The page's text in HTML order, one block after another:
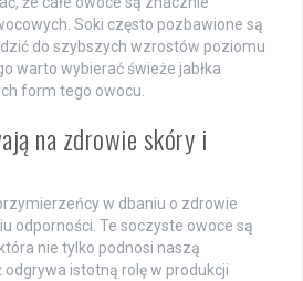
Soki często pozbawione są
do szybszych wzrostów poziomu
warto wybierać świeże jabłka
form tego owocu.
na zdrowie skóry i
w dbaniu o zdrowie
odporności. Te soczyste owoce są
nie tylko podnosi naszą
odgrywa istotną rolę w produkcji